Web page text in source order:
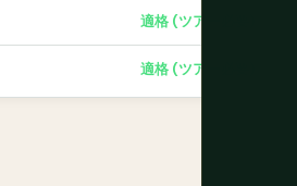
適格 (ツアー必要)
適格 (ツアー必要)